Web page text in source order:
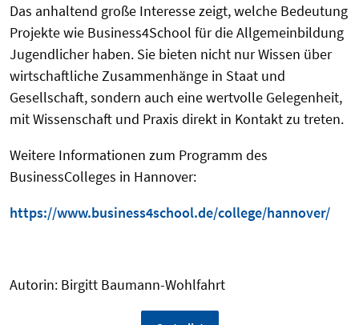
Das anhaltend große Interesse zeigt, welche Bedeutung
Projekte wie Business4School für die Allgemeinbildung
Jugendlicher haben. Sie bieten nicht nur Wissen über
wirtschaftliche Zusammenhänge in Staat und
Gesellschaft, sondern auch eine wertvolle Gelegenheit,
mit Wissenschaft und Praxis direkt in Kontakt zu treten.
Weitere Informationen zum Programm des
BusinessColleges in Hannover:
https://www.business4school.de/college/hannover/
Autorin: Birgitt Baumann-Wohlfahrt